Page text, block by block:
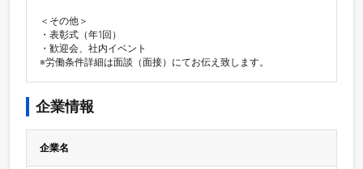
＜その他＞
・表彰式（年1回）
・歓迎会、社内イベント
※労働条件詳細は面談（面接）にてお伝え致します。
企業情報
企業名